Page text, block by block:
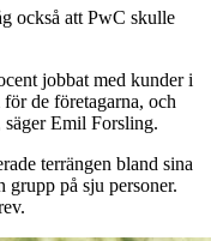
också att PwC skulle
jobbat med kunder i
de företagarna, och
Emil Forsling.
terrängen bland sina
grupp på sju personer.